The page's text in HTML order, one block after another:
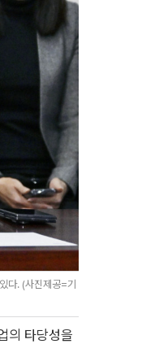
다. (사진제공=기
의 타당성을